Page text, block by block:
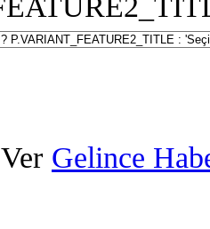
Gelince